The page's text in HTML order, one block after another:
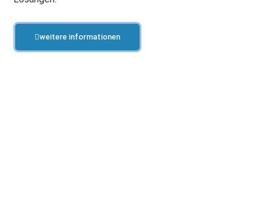
weitere informationen